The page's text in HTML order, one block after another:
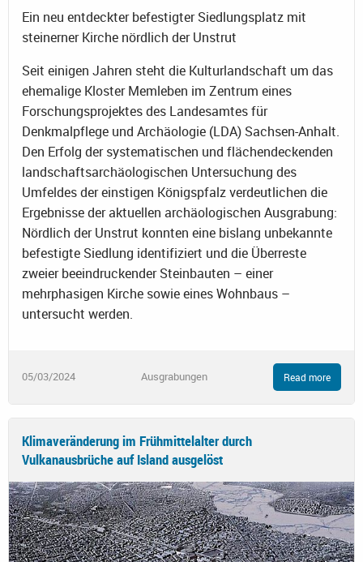
Ein neu entdeckter befestigter Siedlungsplatz mit
steinerner Kirche nördlich der Unstrut
Seit einigen Jahren steht die Kulturlandschaft um das
ehemalige Kloster Memleben im Zentrum eines
Forschungsprojektes des Landesamtes für
Denkmalpflege und Archäologie (LDA) Sachsen-Anhalt.
Den Erfolg der systematischen und flächendeckenden
landschaftsarchäologischen Untersuchung des
Umfeldes der einstigen Königspfalz verdeutlichen die
Ergebnisse der aktuellen archäologischen Ausgrabung:
Nördlich der Unstrut konnten eine bislang unbekannte
befestigte Siedlung identifiziert und die Überreste
zweier beeindruckender Steinbauten – einer
mehrphasigen Kirche sowie eines Wohnbaus –
untersucht werden.
05/03/2024 Ausgrabungen Read more
Klimaveränderung im Frühmittelalter durch
Vulkanausbrüche auf Island ausgelöst